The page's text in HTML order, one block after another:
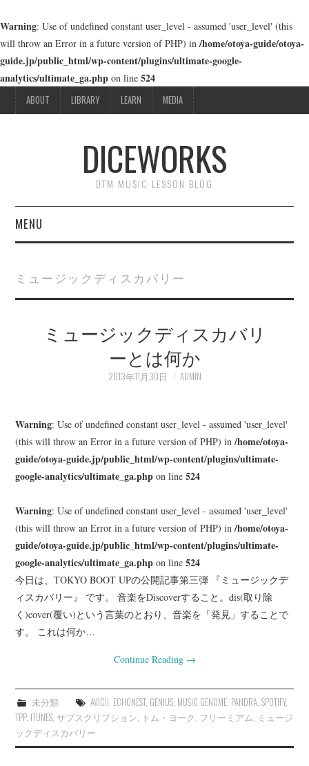
Warning: Use of undefined constant user_level - assumed 'user_level' (this
will throw an Error in a future version of PHP) in/home/otoya-guide/otoya-
guide.jp/public_html/wp-content/plugins/ultimate-google-
analytics/ultimate_ga.php on line 524
ABOUT LIBRARY LEARN MEDIA
DICEWORKS
DTM MUSIC LESSON BLOG
MENU
LIBRARY
LEARN
ミュージックディスカバリー
ミュージックディスカバリ
ーとは何か
2013年11月30日 ADMIN
Warning: Use of undefined constant user_level - assumed 'user_level'
(this will throw an Error in a future version of PHP) in/home/otoya-
guide/otoya-guide.jp/public_html/wp-content/plugins/ultimate-
google-analytics/ultimate_ga.php on line524
Warning: Use of undefined constant user_level - assumed 'user_level'
(this will throw an Error in a future version of PHP) in/home/otoya-
guide/otoya-guide.jp/public_html/wp-content/plugins/ultimate-
google-analytics/ultimate_ga.php on line524
今日は、TOKYO BOOT UPの公開記事第三弾 『ミュージックデ
ィスカバリー』 です。 音楽をDiscoverすること。dis(取り除
く)cover(覆い)という言葉のとおり、音楽を「発見」することで
す。 これは何か…
Continue Reading →
未分類 AVICII, ECHONEST, GENIUS, MUSIC GENOME, PANDRA, SPOTIFY,
TPP, ITUNES, サブスクリプション, トム・ヨーク, フリーミアム, ミュージ
ックディスカバリー